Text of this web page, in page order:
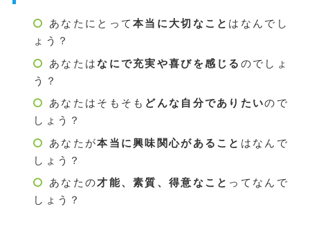
あなたにとって本当に大切なこと はなんでし
ょう？
あなたはなにで充実や喜びを感じる のでしょ
う？
あなたはそもそも どんな自分でありたいので
しょう？
あなたが本当に興味関心があること はなんで
しょう？
あなたの才能、素質、得意なこと ってなんで
しょう？